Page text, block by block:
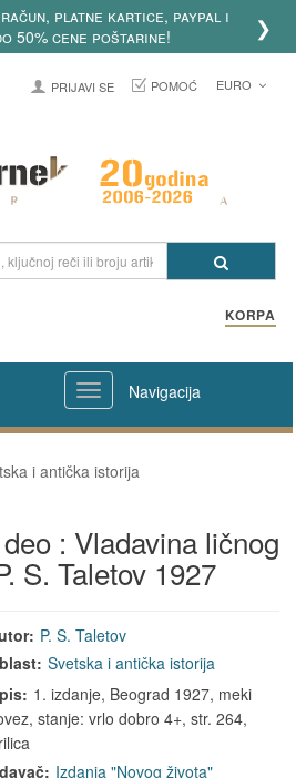
platne kartice, paypal i
50% cene poštarine!
❯
PRIJAVI SE POMOĆ EURO
KORPA
Navigacija
i antička istorija
: Vladavina ličnog
S. Taletov 1927
P. S. Taletov
Svetska i antička istorija
1. izdanje, Beograd 1927, meki
stanje: vrlo dobro 4+, str. 264,
Izdanja "Novog života"